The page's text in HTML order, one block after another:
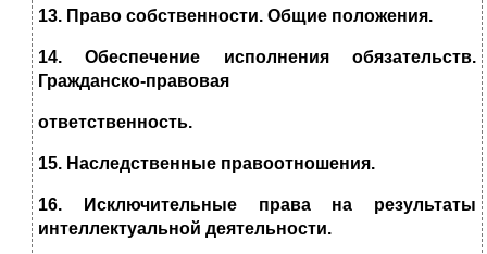
13. Право собственности. Общие положения.
14. Обеспечение исполнения обязательств.
Гражданско-правовая
ответственность.
15. Наследственные правоотношения.
16. Исключительные права на результаты
интеллектуальной деятельности.